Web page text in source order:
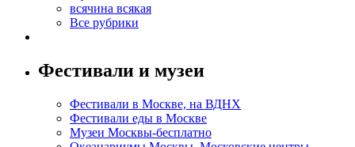
всячина всякая
Все рубрики
Фестивали и музеи
Фестивали в Москве, на ВДНХ
Фестивали еды в Москве
Музеи Москвы-бесплатно